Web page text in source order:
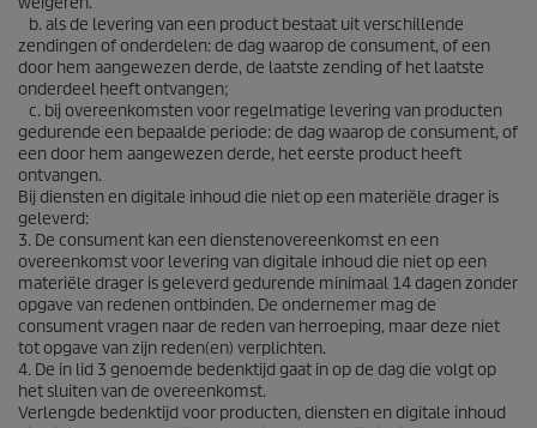
b. als de levering van een product bestaat uit verschillende
zendingen of onderdelen: de dag waarop de consument, of een
door hem aangewezen derde, de laatste zending of het laatste
onderdeel heeft ontvangen;
c. bij overeenkomsten voor regelmatige levering van producten
gedurende een bepaalde periode: de dag waarop de consument, of
een door hem aangewezen derde, het eerste product heeft
ontvangen.
Bij diensten en digitale inhoud die niet op een materiële drager is
geleverd:
3. De consument kan een dienstenovereenkomst en een
overeenkomst voor levering van digitale inhoud die niet op een
materiële drager is geleverd gedurende minimaal 14 dagen zonder
opgave van redenen ontbinden. De ondernemer mag de
consument vragen naar de reden van herroeping, maar deze niet
tot opgave van zijn reden(en) verplichten.
4. De in lid 3 genoemde bedenktijd gaat in op de dag die volgt op
het sluiten van de overeenkomst.
Verlengde bedenktijd voor producten, diensten en digitale inhoud